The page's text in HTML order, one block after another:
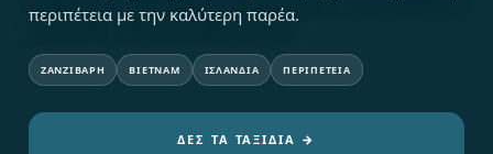
περιπέτεια με την καλύτερη παρέα.
ΖΑΝΖΙΒΆΡΗ ΒΙΕΤΝΆΜ ΙΣΛΑΝΔΊΑ ΠΕΡΙΠΈΤΕΙΑ
ΔΕΣ ΤΑ ΤΑΞΙΔΙΑ →